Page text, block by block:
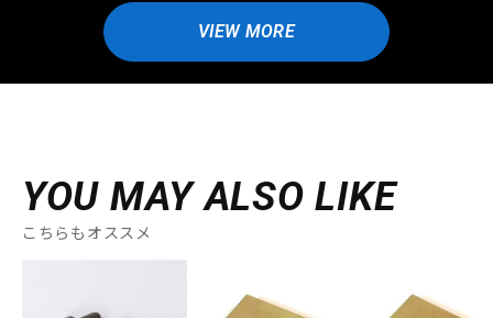
VIEW MORE
YOU MAY ALSO LIKE
こちらもオススメ